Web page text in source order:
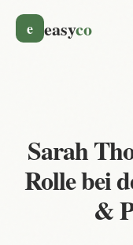
e easyco
Sarah
Rolle bei
&